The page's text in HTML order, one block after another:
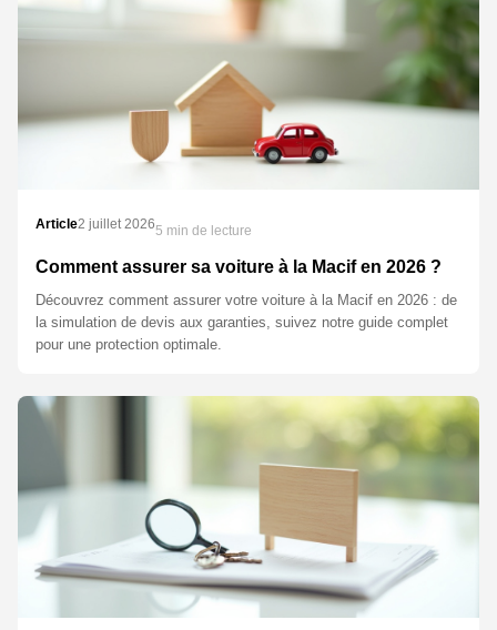
Article2 juillet 20265 min de lecture
Comment assurer sa voiture à la Macif en 2026 ?
Découvrez comment assurer votre voiture à la Macif en 2026 : de
la simulation de devis aux garanties, suivez notre guide complet
pour une protection optimale.